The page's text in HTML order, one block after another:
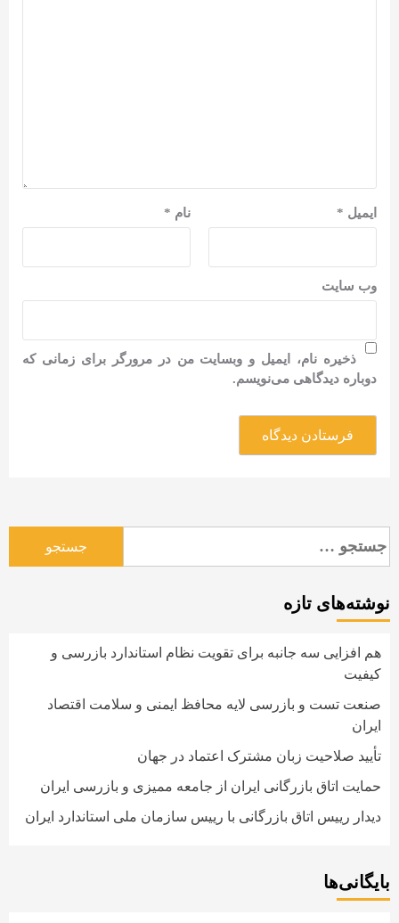
نام * ایمیل *
وب‌ سایت
ذخیره نام، ایمیل و وبسایت من در مرورگر برای زمانی که
دوباره دیدگاهی می‌نویسم.
جستجو
برای:
نوشته‌های تازه
هم افزایی سه جانبه برای تقویت نظام استاندارد بازرسی و
کیفیت
صنعت تست و بازرسی لایه محافظ ایمنی و سلامت اقتصاد
ایران
تأیید صلاحیت زبان مشترک اعتماد در جهان
حمایت اتاق بازرگانی ایران از جامعه ممیزی و بازرسی ایران
دیدار رییس اتاق بازرگانی با رییس سازمان ملی استاندارد ایران
بایگانی‌ها